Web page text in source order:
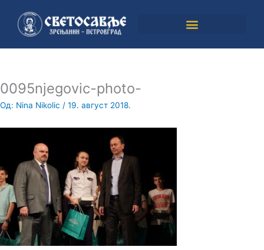
садржај
0095njegovic-photo-
Од: Nina Nikolic / 19. август 2018.